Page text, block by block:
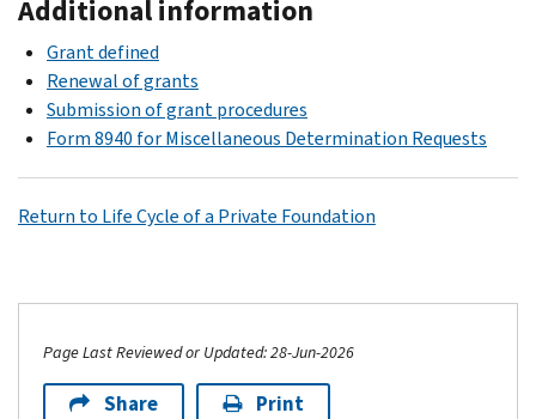
Additional information
Grant defined
Renewal of grants
Submission of grant procedures
Form 8940 for Miscellaneous Determination Requests
Return to Life Cycle of a Private Foundation
Page Last Reviewed or Updated: 28-Jun-2026
Share Print